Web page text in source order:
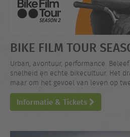
BIKE FILM TOUR
Urban, avontuur, performance.
snelheid en echte bikecultuur. Het
maar om het gevoel van leven op
Informatie & Tickets